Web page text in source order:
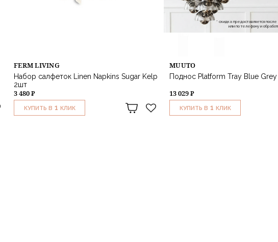
FERM LIVING
Набор салфеток Linen Napkins Sugar Kelp
2шт
3 480 ₽
КУПИТЬ В 1 КЛИК
MUUTO
Поднос Platform Tray Blue Grey
13 029 ₽
КУПИТЬ В 1 КЛИК
* скидка предоставляется
или по телефону и